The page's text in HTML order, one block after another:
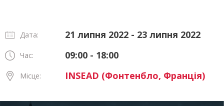
Дата: 21 липня 2022 - 23 липня 2022
Час: 09:00 - 18:00
Місце: INSEAD (Фонтенбло, Франція)